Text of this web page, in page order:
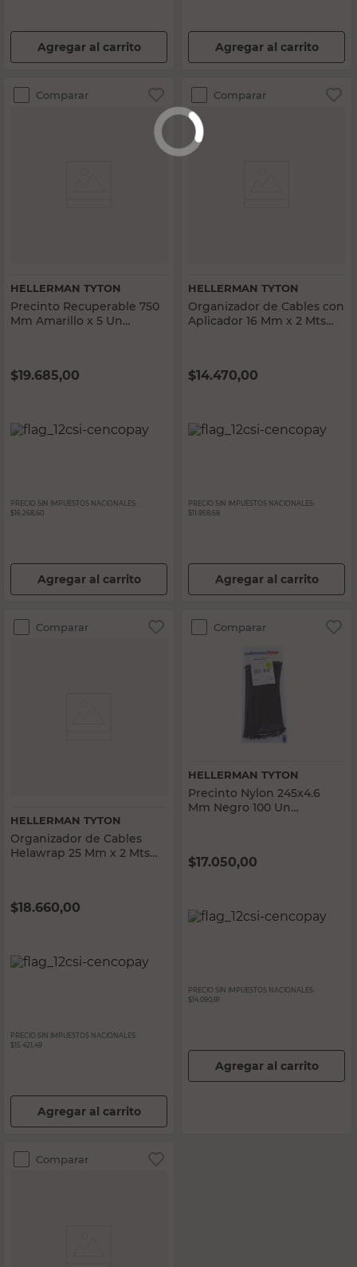
Agregar al carrito Agregar al carrito
Comparar
HELLERMAN TYTON
Precinto Recuperable 750
Mm Amarillo x 5 Un
$19.685,00
PRECIO SIN IMPUESTOS NACIONALES:
$16.268,60
Agregar al carrito
Comparar
HELLERMAN TYTON
Organizador de Cables con
Aplicador 16 Mm x 2 Mts
$14.470,00
PRECIO SIN IMPUESTOS NACIONALES:
$11.958,68
Agregar al carrito
Comparar
HELLERMAN TYTON
Organizador de Cables
Helawrap 25 Mm x 2 Mts
$18.660,00
PRECIO SIN IMPUESTOS NACIONALES:
$15.421,49
Agregar al carrito
Comparar
HELLERMAN TYTON
Precinto Nylon 245x4.6
Mm Negro 100 Un
$17.050,00
PRECIO SIN IMPUESTOS NACIONALES:
$14.090,91
Agregar al carrito
Comparar